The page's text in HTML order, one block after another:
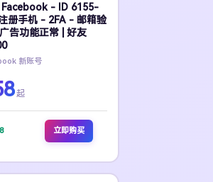
Facebook - ID 6155-
册手机 - 2FA - 邮箱验
告功能正常 | 好友
新账号
起
立即购买